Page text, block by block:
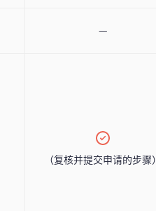
—
（复核并提交申请的步骤）